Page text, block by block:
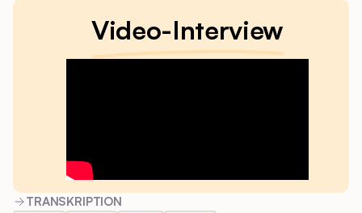
Video-Interview
TRANSKRIPTION